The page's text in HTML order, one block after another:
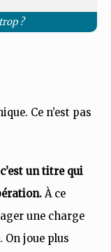
?
Ce n’est pas
un titre qui
À ce
une charge
On joue plus